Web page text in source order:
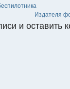
Издателя
и оставить